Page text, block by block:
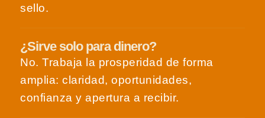
sello.
¿Sirve solo para dinero?
No. Trabaja la prosperidad de forma
amplia: claridad, oportunidades,
confianza y apertura a recibir.